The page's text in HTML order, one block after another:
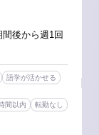
後から週1回
語学が活かせる
間以内
転勤なし